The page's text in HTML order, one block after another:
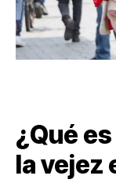
¿Qué
la vejez